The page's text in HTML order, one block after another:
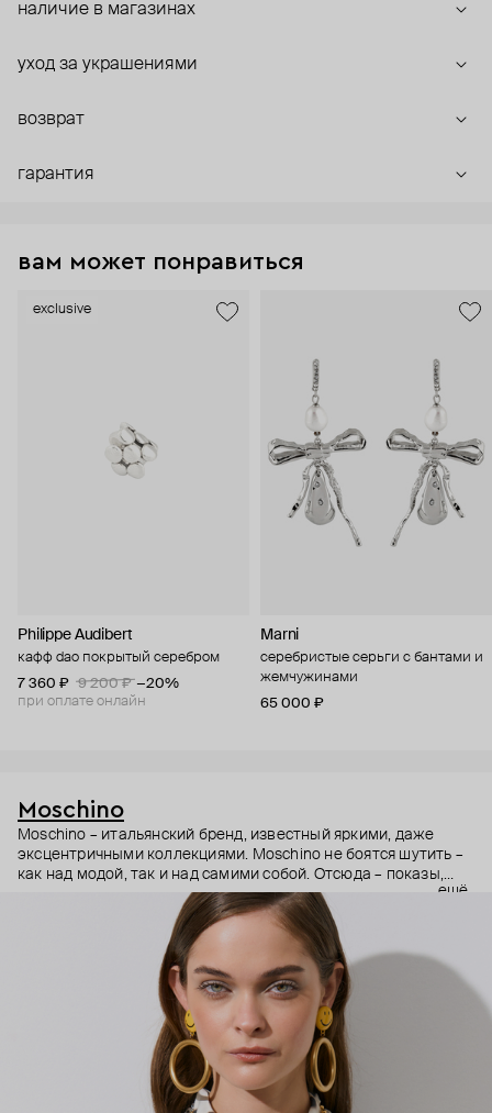
наличие в магазинах
уход за украшениями
возврат
гарантия
вам может понравиться
exclusive
Philippe Audibert
кафф dao покрытый серебром
7 360 ₽
9 200 ₽ −20%
при оплате онлайн
Marni
серебристые серьги с бантами и
жемчужинами
65 000 ₽
Moschino
Moschino – итальянский бренд, известный яркими, даже
эксцентричными коллекциями. Moschino не боятся шутить –
как над модой, так и над самими собой. Отсюда – показы,
мгновенно становящиеся главными событиями, вирусные
выходы селебрити (помните Кэти Перри в платье-люстре на
бале Института костюма Met Gala в 2019 году?) и
коллаборации с самыми неожиданными кандидатами, от
«Улицы Сезам» до The Sims. Украшения бренда –
гипертрофированно праздничные, практически
нарисованные: с кристаллами размером с ладонь и будто бы
расплавленными сердцами.
ещё